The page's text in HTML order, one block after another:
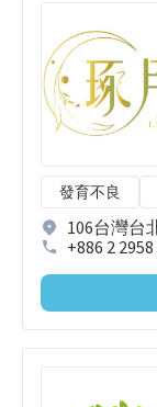
發育不良
106台灣台
+886 2